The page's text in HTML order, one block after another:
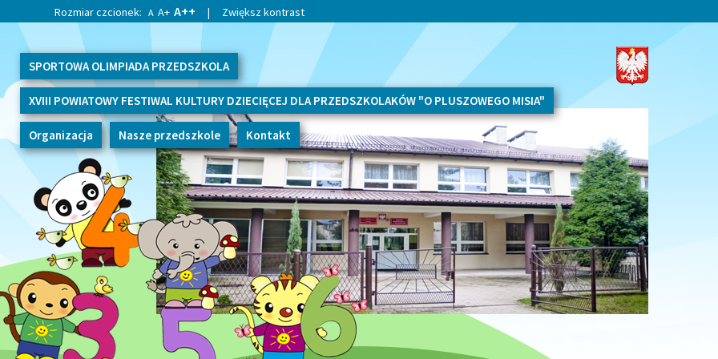
Rozmiar czcionek: A A+ A++ | Zwiększ kontrast
SPORTOWA OLIMPIADA PRZEDSZKOLA
XVIII POWIATOWY FESTIWAL KULTURY DZIECIĘCEJ DLA PRZEDSZKOLAKÓW "O PLUSZOWEGO MISIA"
Organizacja Nasze przedszkole Kontakt